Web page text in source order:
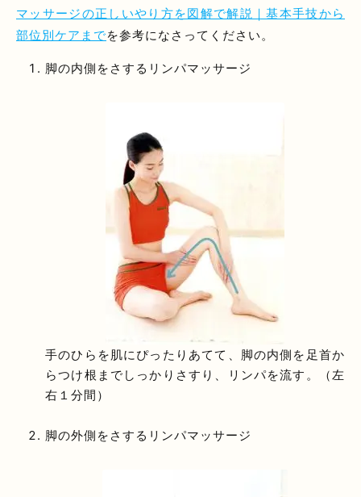
マッサージの正しいやり方を図解で解説｜基本手技から
部位別ケアまでを参考になさってください。
脚の内側をさするリンパマッサージ
手のひらを肌にぴったりあてて、脚の内側を足首か
らつけ根までしっかりさすり、リンパを流す。（左
右１分間）
脚の外側をさするリンパマッサージ